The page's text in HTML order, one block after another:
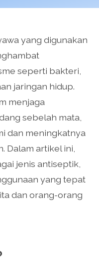
yang digunakan
seperti bakteri,
jaringan hidup.
menjaga
sebelah mata,
dan meningkatnya
Dalam artikel ini,
jenis antiseptik,
yang tepat
dan orang-orang